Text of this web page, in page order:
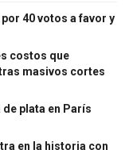
40 votos a favor y
costos que
masivos cortes
plata en París
en la historia con